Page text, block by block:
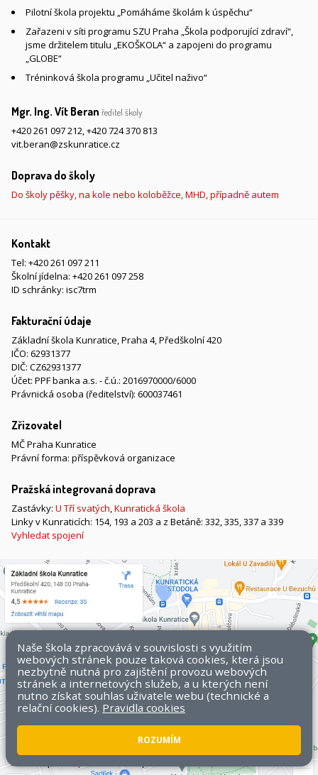
Pilotní škola projektu „Pomáháme školám k úspěchu“
Zařazeni v síti programu SZU Praha „Škola podporující zdraví“,
jsme držitelem titulu „EKOŠKOLA“ a zapojeni do programu
„GLOBE“
Tréninková škola programu „Učitel naživo“
Mgr. Ing. Vít Beran ředitel školy
+420 261 097 212,+420 724 370 813
vit.beran@zskunratice.cz
Doprava do školy
Do školy pěšky, na kole nebo koloběžce, MHD, případně autem
Kontakt
Tel: +420 261 097 211
Školní jídelna: +420 261 097 258
ID schránky: isc7trm
Fakturační údaje
Základní škola Kunratice, Praha 4, Předškolní 420
IČO: 62931377
DIČ: CZ62931377
Účet: PPF banka a.s. - č.ú.: 2016970000/6000
Právnická osoba (ředitelství): 600037461
Zřizovatel
MČ Praha Kunratice
Právní forma: příspěvková organizace
Pražská integrovaná doprava
Zastávky: U Tří svatých,Kunratická škola
Linky v Kunraticích: 154, 193 a 203 a z Betáně: 332, 335, 337 a 339
Vyhledat spojení
stránek
Naše škola zpracovává v souvislosti s využitím
webových stránek pouze taková cookies, která jsou
nezbytně nutná pro zajištění provozu webových
stránek a internetových služeb, a u kterých není
nutno získat souhlas uživatele webu (technické a
relační cookies). Pravidla cookies
ROZUMÍM